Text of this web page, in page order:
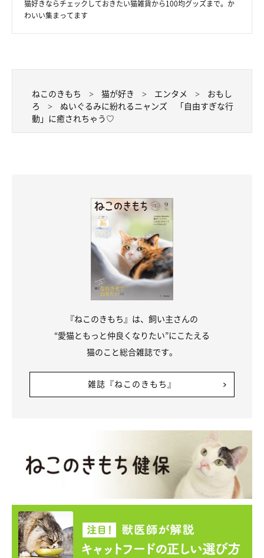
. . ハク〜〜、横のピンクのお腹でもやっていいょ〜〜🤣🤣
ピ友#キジトラ #にゃんすたぐらむ#ふわもこ部 #みんねこ
#ピクネコ#スタペ応募#ねこのきもち部#ペコねこ部
#re_petpark #25祭 #にゃんこの日 #にゃんこ祭
とっても自由なニャンコたち。かわいいニャンコだらけの光景
に、癒やされちゃいました(*´ω｀*)
★Instagram、Twitterで「#ねこのきもち」「#ねこのきもち部」
＠midorinotanbo）
文／雨宮カイ
猫好きならチェックしておきたい猫雑貨から100均グッズまで。か
わいい集まってます
ねこのきもち 猫が好き エンタメ
おもし
ろ
ぬいぐるみに紛れるニャンズ 「自由すぎな行
動」に癒されちゃう♡
『ねこのきもち』は、飼い主さんの
“愛猫ともっと仲良くなりたい”にこたえる
猫のこと総合雑誌です。
雑誌『ねこのきもち』